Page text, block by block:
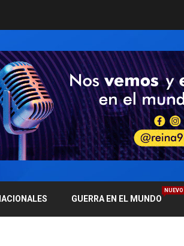
GUERRA EN EL MUNDO
NUEVO